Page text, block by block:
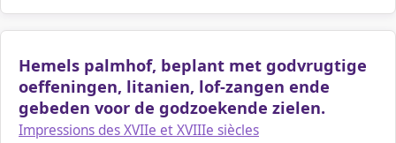
Hemels palmhof, beplant met godvrugtige
oeffeningen, litanien, lof-zangen ende
gebeden voor de godzoekende zielen.
Impressions des XVIIe et XVIIIe siècles